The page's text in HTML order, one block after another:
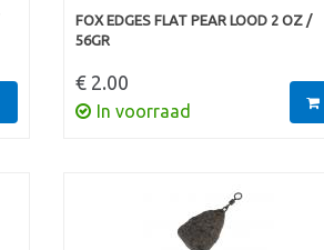
FOX EDGES FLAT PEAR LOOD 2 OZ /
56GR
€ 2.00
In voorraad